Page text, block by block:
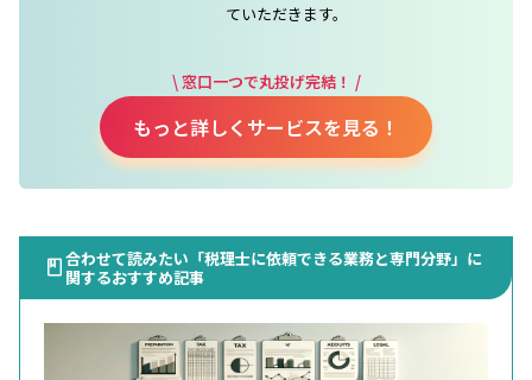
ていただきます。
\ 窓口一つで丸投げ完結！ /
もっと詳しくサービスを見る！
合わせて読みたい「税理士に依頼できる業務と専門分野」に
関するおすすめ記事